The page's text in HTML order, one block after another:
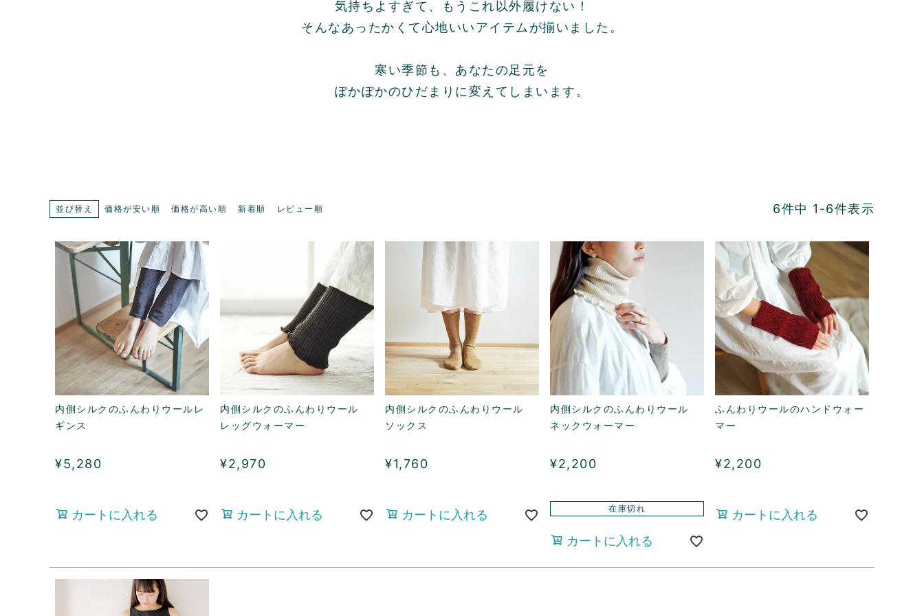
気持ちよすぎて、
もうこれ以外履けない！
そんなあったかくて心地いいアイテムが揃いました。
寒い季節も、あなたの足元を
ぽかぽかのひだまりに変えて しまいます。
並び替え 価格が安い順 価格が高い順 新着順 レビュー順 6件中 1 -6件表示
内側シルクのふんわりウールレ
ギンス
¥5,280
カートに入れる
内側シルクのふんわりウール
レッグウォーマー
¥2,970
カートに入れる
内側シルクのふんわりウール
ソックス
¥1,760
カートに入れる
内側シルクのふんわりウール
ネックウォーマー
¥2,200
在庫切れ
カートに入れる
ふんわりウールのハンドウォー
マー
¥2,200
カートに入れる